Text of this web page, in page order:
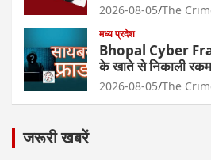
2026-08-05 The
मध्य प्रदेश
Bhopal Cyber
के खाते से निकाली रकम
2026-08-05 The
जरूरी खबरें